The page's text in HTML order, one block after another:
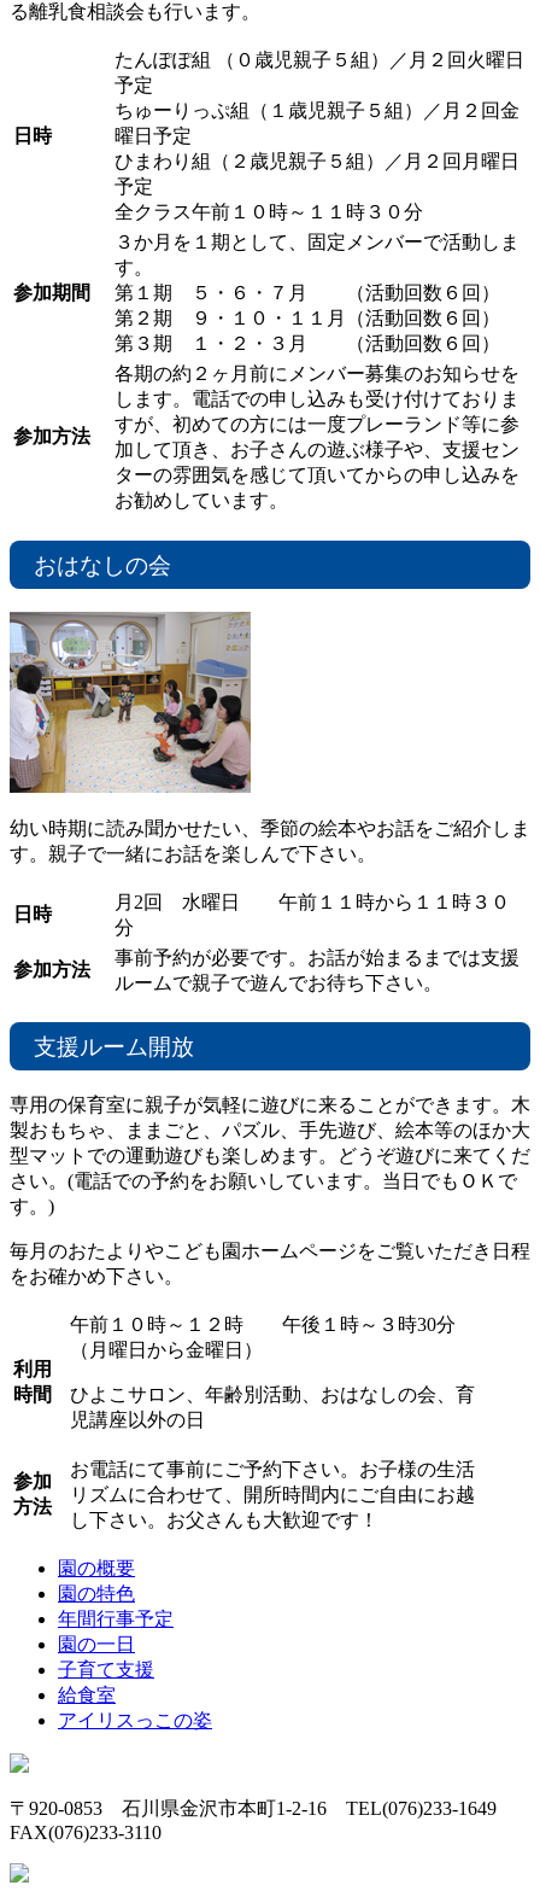
る離乳食相談会も行います。
日時
たんぽぽ組 （０歳児親子５組）／月２回火曜日
予定
ちゅーりっぷ組（１歳児親子５組）／月２回金
曜日予定
ひまわり組（２歳児親子５組）／月２回月曜日
予定
全クラス午前１０時～１１時３０分
参加期間
３か月を１期として、固定メンバーで活動しま
す。
第１期 ５・６・７月 （活動回数６回）
第２期 ９・１０・１１月（活動回数６回）
第３期 １・２・３月 （活動回数６回）
参加方法
各期の約２ヶ月前にメンバー募集のお知らせを
します。電話での申し込みも受け付けておりま
すが、初めての方には一度プレーランド等に参
加して頂き、お子さんの遊ぶ様子や、支援セン
ターの雰囲気を感じて頂いてからの申し込みを
お勧めしています。
おはなしの会
幼い時期に読み聞かせたい、季節の絵本やお話をご紹介しま
す。親子で一緒にお話を楽しんで下さい。
日時
月2回 水曜日 午前１１時から１１時３０
分
参加方法
事前予約が必要です。お話が始まるまでは支援
ルームで親子で遊んでお待ち下さい。
支援ルーム開放
専用の保育室に親子が気軽に遊びに来ることができます。木
製おもちゃ、ままごと、パズル、手先遊び、絵本等のほか大
型マットでの運動遊びも楽しめます。どうぞ遊びに来てくだ
さい。(電話での予約をお願いしています。当日でもＯＫで
す。)
毎月のおたよりやこども園ホームページをご覧いただき日程
をお確かめ下さい。
利用
時間
午前１０時～１２時 午後１時～３時30分
（月曜日から金曜日）
ひよこサロン、年齢別活動、おはなしの会、育
児講座以外の日
参加
方法
お電話にて事前にご予約下さい。お子様の生活
リズムに合わせて、開所時間内にご自由にお越
し下さい。お父さんも大歓迎です！
園の概要
園の特色
年間行事予定
園の一日
子育て支援
給食室
アイリスっこの姿
〒920-0853 石川県金沢市本町1-2-16 TEL(076)233-1649
FAX(076)233-3110